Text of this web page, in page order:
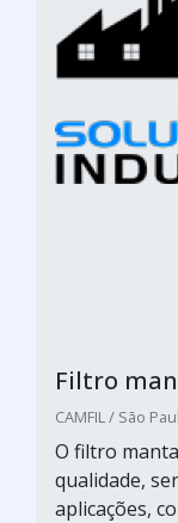
Filtro
CAMFIL / São
O filtro
qualidade,
aplicações,